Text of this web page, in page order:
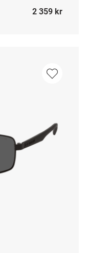
2 359 kr